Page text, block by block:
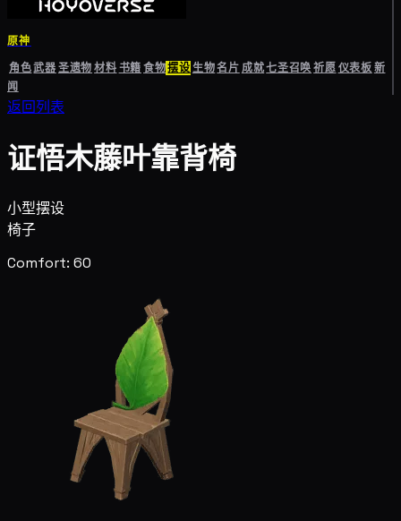
原神
角色武器圣遗物材料书籍食物摆设生物名片成就七圣召唤祈愿仪表板新
闻
返回列表
证悟木藤叶靠背椅
小型摆设
椅子
Comfort: 60